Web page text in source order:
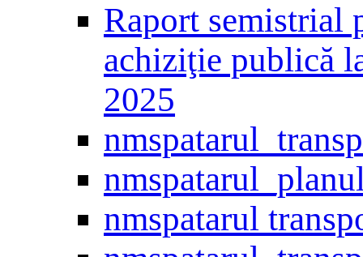
Raport semistrial
achiziţie publică
2025
nmspatarul